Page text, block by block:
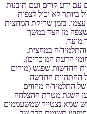
עם ידע קודם ועם תובנות
לא יכול לצפות
בזמן שריקת המחצית
מן הצד במשך
מועד.
ה במחצית.
הדעת המוכרים),
החדשות שפגש (מורים
ההתהוות החדשה
התלמיד/ה מהווים
השגת מטרת ההצלחה
שמא נצטייר שמשעממים